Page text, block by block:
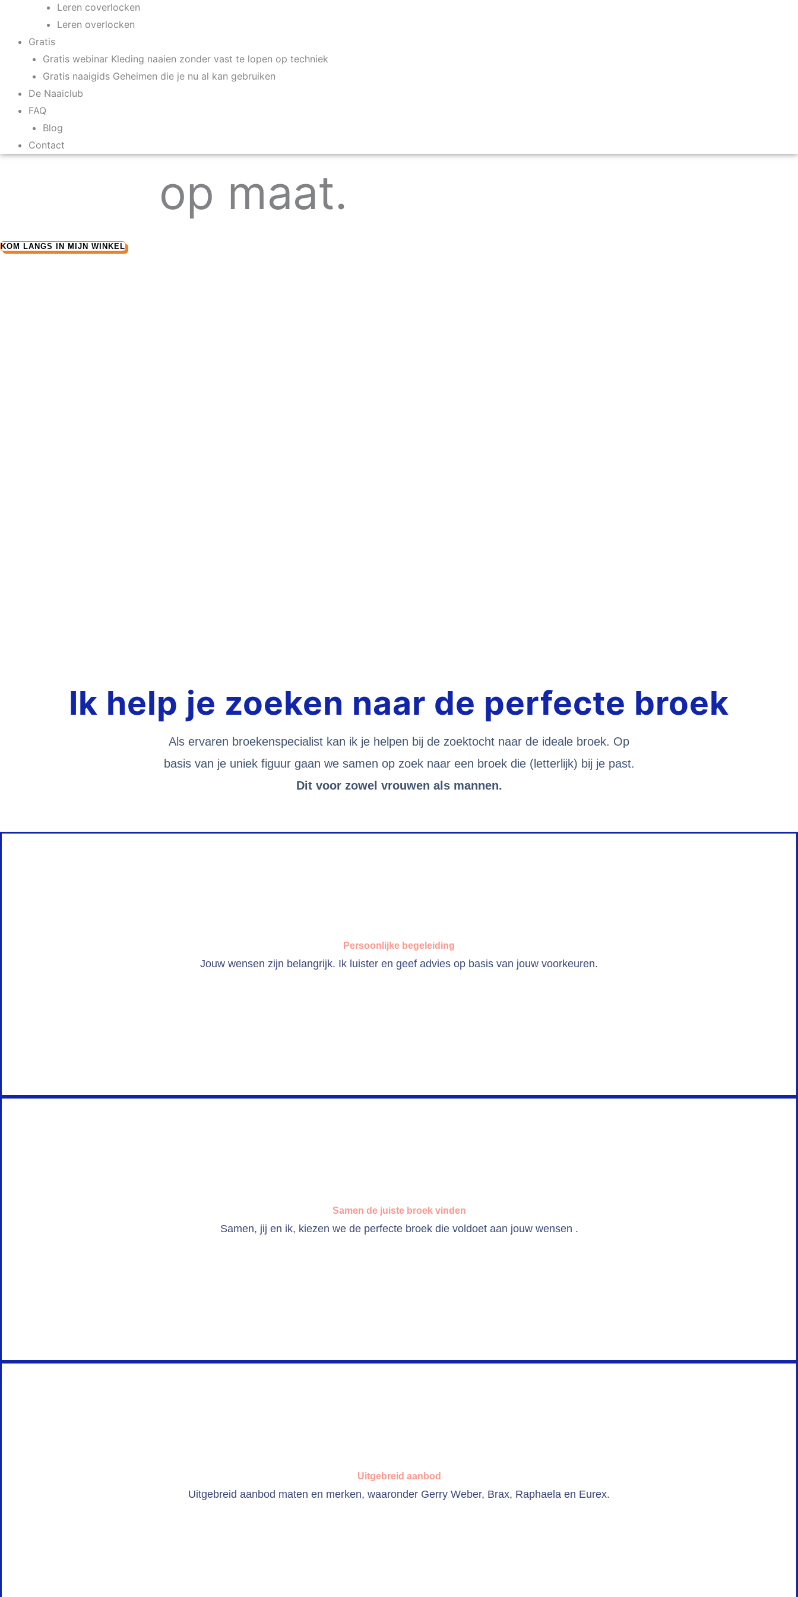
Leren coverlocken
Leren overlocken
Gratis
Gratis webinar Kleding naaien zonder vast te lopen op techniek
Gratis naaigids Geheimen die je nu al kan gebruiken
De Naaiclub
FAQ
Blog
Contact
op maat.
KOM LANGS IN MIJN WINKEL
Ik help je zoeken naar de perfecte broek
Als ervaren broekenspecialist kan ik je helpen bij de zoektocht naar de ideale broek. Op
basis van je uniek figuur gaan we samen op zoek naar een broek die (letterlijk) bij je past.
Dit voor zowel vrouwen als mannen.
Persoonlijke begeleiding
Jouw wensen zijn belangrijk. Ik luister en geef advies op basis van jouw voorkeuren.
Samen de juiste broek vinden
Samen, jij en ik, kiezen we de perfecte broek die voldoet aan jouw wensen .
Uitgebreid aanbod
Uitgebreid aanbod maten en merken, waaronder Gerry Weber, Brax, Raphaela en Eurex.